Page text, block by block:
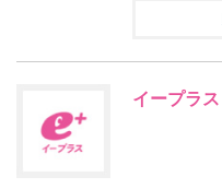
イープラス